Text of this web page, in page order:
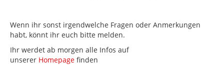
Wenn ihr sonst irgendwelche Fragen oder Anmerkungen
habt, könnt ihr euch bitte melden.
Ihr werdet ab morgen alle Infos auf
unserer Homepage finden